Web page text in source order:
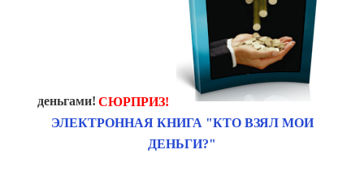
деньгами! СЮРПРИЗ!
ЭЛЕКТРОННАЯ КНИГА "КТО ВЗЯЛ МОИ
ДЕНЬГИ?"